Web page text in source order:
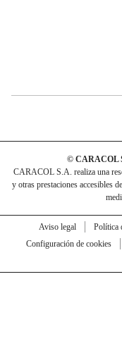
© CARACOL
CARACOL S.A. realiza una
y otras prestaciones accesibles
Aviso legal Política
Configuración de cookies